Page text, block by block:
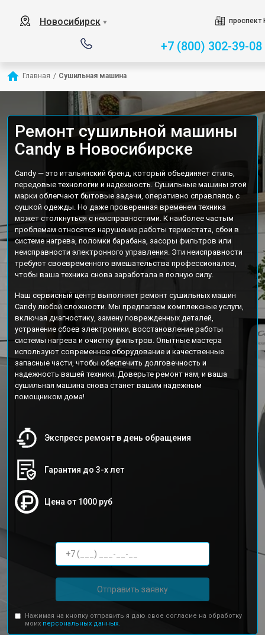
Новосибирск ▼ проспект
+7 (800) 302-39-08
Главная / Сушильная машина
Ремонт сушильной машины
Candy в Новосибирске
Candy — это итальянский бренд, который объединяет стиль,
передовые технологии и надежность. Сушильные машины этой
марки облегчают бытовые задачи, оперативно справляясь с
сушкой одежды. Но даже проверенная временем техника
может столкнуться с неисправностями. К наиболее частым
проблемам относятся нарушение работы термостата, сбои в
системе нагрева, поломки барабана, засоры фильтров или
неисправности электронного управления. Эти неисправности
требуют своевременного вмешательства профессионалов,
чтобы ваша техника снова заработала в полную силу.
Наш сервисный центр выполняет ремонт сушильных машин
Candy любой сложности. Мы предлагаем комплексные услуги,
включая диагностику, замену поврежденных деталей,
устранение сбоев электроники, восстановление работы
системы нагрева и очистку фильтров. Опытные мастера
используют современное оборудование и качественные
запасные части, чтобы обеспечить долговечность и
надежность вашей техники. Доверьте ремонт нам, и ваша
сушильная машина снова станет вашим надежным
помощником дома!
Экспресс ремонт в день обращения
Гарантия до 3-х лет
Цена от 1000 руб
Отправить заявку
Нажимая на кнопку отправить я даю свое согласие на обработку
моих персональных данных.